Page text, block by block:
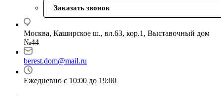
Заказать звонок
Москва, Каширское ш., вл.63, кор.1, Выставочный дом
№44
berest.dom@mail.ru
Ежедневно с 10:00 до 19:00